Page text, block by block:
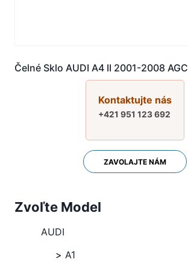
Čelné Sklo AUDI A4 II 2001-2008 AGC
Kontaktujte nás
+421 951 123 692
ZAVOLAJTE NÁM
Zvoľte Model
AUDI
A1